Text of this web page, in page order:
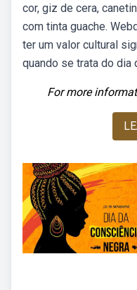
cor, giz de cera,
com tinta guache.
ter um valor cultural
quando se trata do dia
For more